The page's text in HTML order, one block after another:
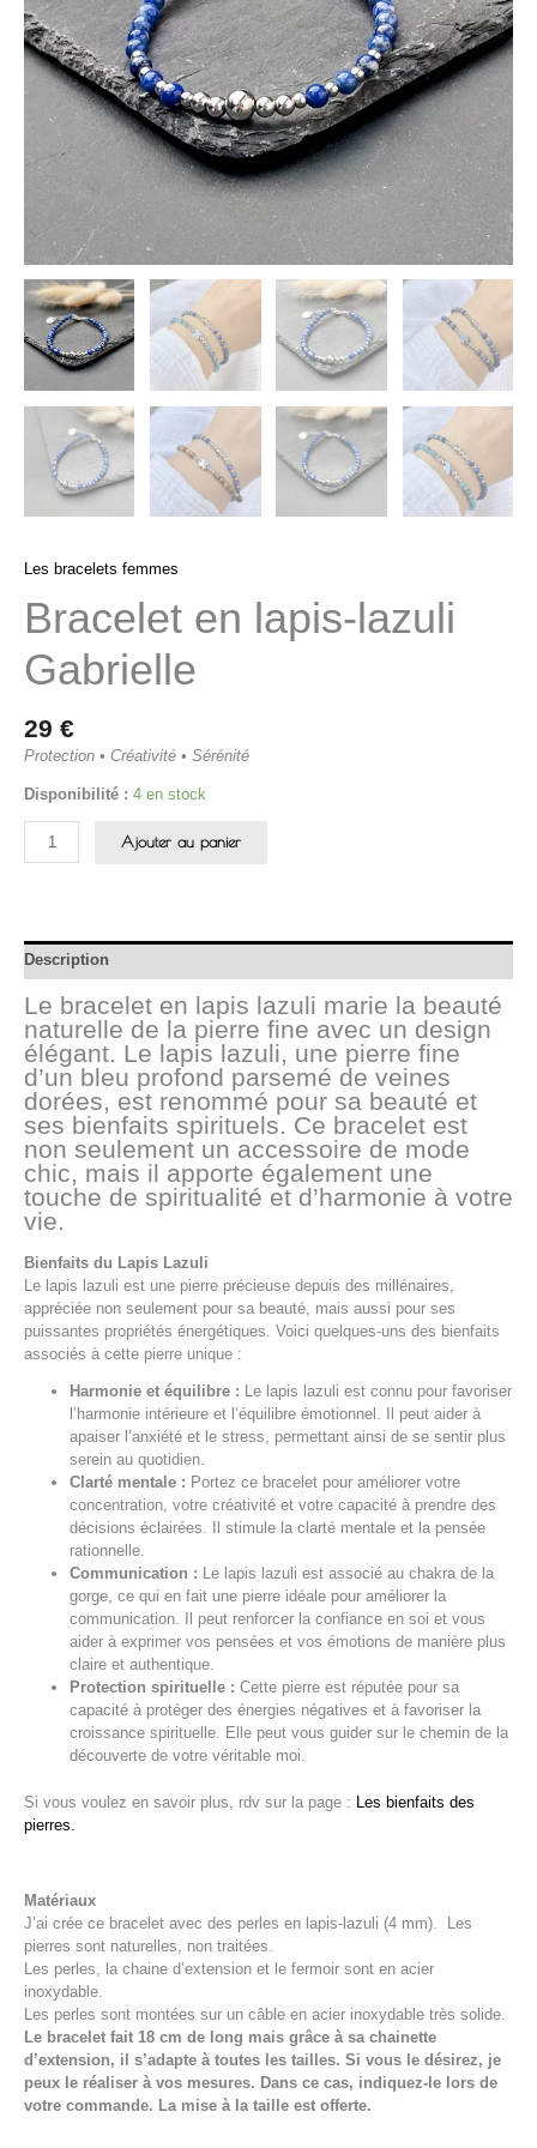
Les bracelets femmes
Bracelet en lapis-lazuli
Gabrielle
29 €
Protection • Créativité • Sérénité
Disponibilité : 4 en stock
Ajouter au panier
Description
Le bracelet en lapis lazuli marie la beauté
naturelle de la pierre fine avec un design
élégant. Le lapis lazuli, une pierre fine
d’un bleu profond parsemé de veines
dorées, est renommé pour sa beauté et
ses bienfaits spirituels. Ce bracelet est
non seulement un accessoire de mode
chic, mais il apporte également une
touche de spiritualité et d’harmonie à votre
vie.
Bienfaits du Lapis Lazuli
Le lapis lazuli est une pierre précieuse depuis des millénaires,
appréciée non seulement pour sa beauté, mais aussi pour ses
puissantes propriétés énergétiques. Voici quelques-uns des bienfaits
associés à cette pierre unique :
Harmonie et équilibre : Le lapis lazuli est connu pour favoriser
l’harmonie intérieure et l’équilibre émotionnel. Il peut aider à
apaiser l’anxiété et le stress, permettant ainsi de se sentir plus
serein au quotidien.
Clarté mentale : Portez ce bracelet pour améliorer votre
concentration, votre créativité et votre capacité à prendre des
décisions éclairées. Il stimule la clarté mentale et la pensée
rationnelle.
Communication : Le lapis lazuli est associé au chakra de la
gorge, ce qui en fait une pierre idéale pour améliorer la
communication. Il peut renforcer la confiance en soi et vous
aider à exprimer vos pensées et vos émotions de manière plus
claire et authentique.
Protection spirituelle : Cette pierre est réputée pour sa
capacité à protéger des énergies négatives et à favoriser la
croissance spirituelle. Elle peut vous guider sur le chemin de la
découverte de votre véritable moi.
Si vous voulez en savoir plus, rdv sur la page : Les bienfaits des
pierres.
Matériaux
J’ai crée ce bracelet avec des perles en lapis-lazuli (4 mm). Les
pierres sont naturelles, non traitées.
Les perles, la chaine d’extension et le fermoir sont en acier
inoxydable.
Les perles sont montées sur un câble en acier inoxydable très solide.
Le bracelet fait 18 cm de long mais grâce à sa chainette
d’extension, il s’adapte à toutes les tailles. Si vous le désirez, je
peux le réaliser à vos mesures. Dans ce cas, indiquez-le lors de
votre commande. La mise à la taille est offerte.